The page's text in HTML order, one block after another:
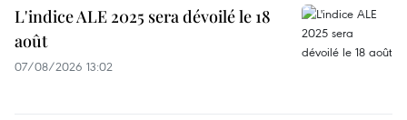
L'indice ALE 2025 sera dévoilé le 18
août
07/08/2026 13:02